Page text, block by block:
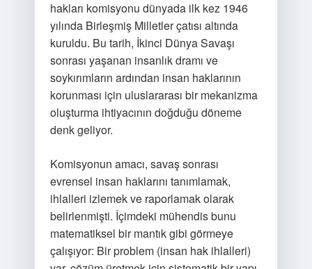
hakları komisyonu dünyada ilk kez 1946
yılında Birleşmiş Milletler çatısı altında
kuruldu. Bu tarih, İkinci Dünya Savaşı
sonrası yaşanan insanlık dramı ve
soykırımların ardından insan haklarının
korunması için uluslararası bir mekanizma
oluşturma ihtiyacının doğduğu döneme
denk geliyor.
Komisyonun amacı, savaş sonrası
evrensel insan haklarını tanımlamak,
ihlalleri izlemek ve raporlamak olarak
belirlenmişti. İçimdeki mühendis bunu
matematiksel bir mantık gibi görmeye
çalışıyor: Bir problem (insan hak ihlalleri)